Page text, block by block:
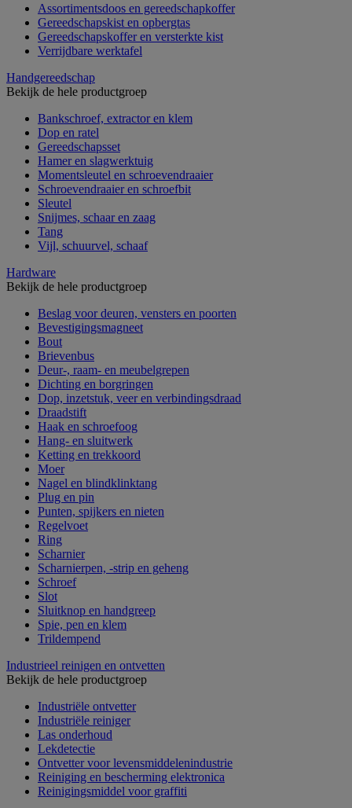
Assortimentsdoos en gereedschapkoffer
Gereedschapskist en opbergtas
Gereedschapskoffer en versterkte kist
Verrijdbare werktafel
Handgereedschap
Bekijk de hele productgroep
Bankschroef, extractor en klem
Dop en ratel
Gereedschapsset
Hamer en slagwerktuig
Momentsleutel en schroevendraaier
Schroevendraaier en schroefbit
Sleutel
Snijmes, schaar en zaag
Tang
Vijl, schuurvel, schaaf
Hardware
Bekijk de hele productgroep
Beslag voor deuren, vensters en poorten
Bevestigingsmagneet
Bout
Brievenbus
Deur-, raam- en meubelgrepen
Dichting en borgringen
Dop, inzetstuk, veer en verbindingsdraad
Draadstift
Haak en schroefoog
Hang- en sluitwerk
Ketting en trekkoord
Moer
Nagel en blindklinktang
Plug en pin
Punten, spijkers en nieten
Regelvoet
Ring
Scharnier
Scharnierpen, -strip en geheng
Schroef
Slot
Sluitknop en handgreep
Spie, pen en klem
Trildempend
Industrieel reinigen en ontvetten
Bekijk de hele productgroep
Industriële ontvetter
Industriële reiniger
Las onderhoud
Lekdetectie
Ontvetter voor levensmiddelenindustrie
Reiniging en bescherming elektronica
Reinigingsmiddel voor graffiti